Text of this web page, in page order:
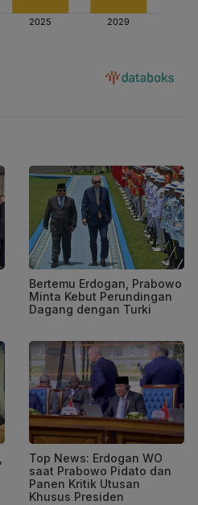
Bertemu Erdogan, Prabowo
Minta Kebut Perundingan
Dagang dengan Turki
Top News: Erdogan WO
saat Prabowo Pidato dan
Panen Kritik Utusan
Khusus Presiden